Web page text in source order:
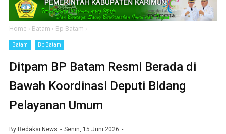
Home › Batam › Bp Batam ›
Batam Bp Batam
Ditpam BP Batam Resmi Berada di
Bawah Koordinasi Deputi Bidang
Pelayanan Umum
By Redaksi News Senin, 15 Juni 2026